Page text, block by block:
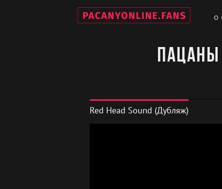
о
Пацаны
Red Head Sound (Дубляж)